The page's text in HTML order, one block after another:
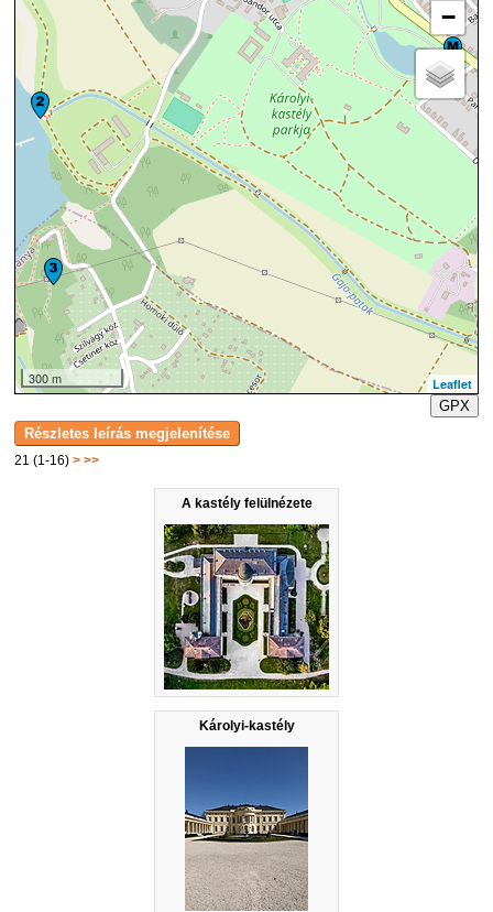
21 (1-16)> >>
A kastély felülnézete
Károlyi-kastély
−
300 m
Leaflet
GPX